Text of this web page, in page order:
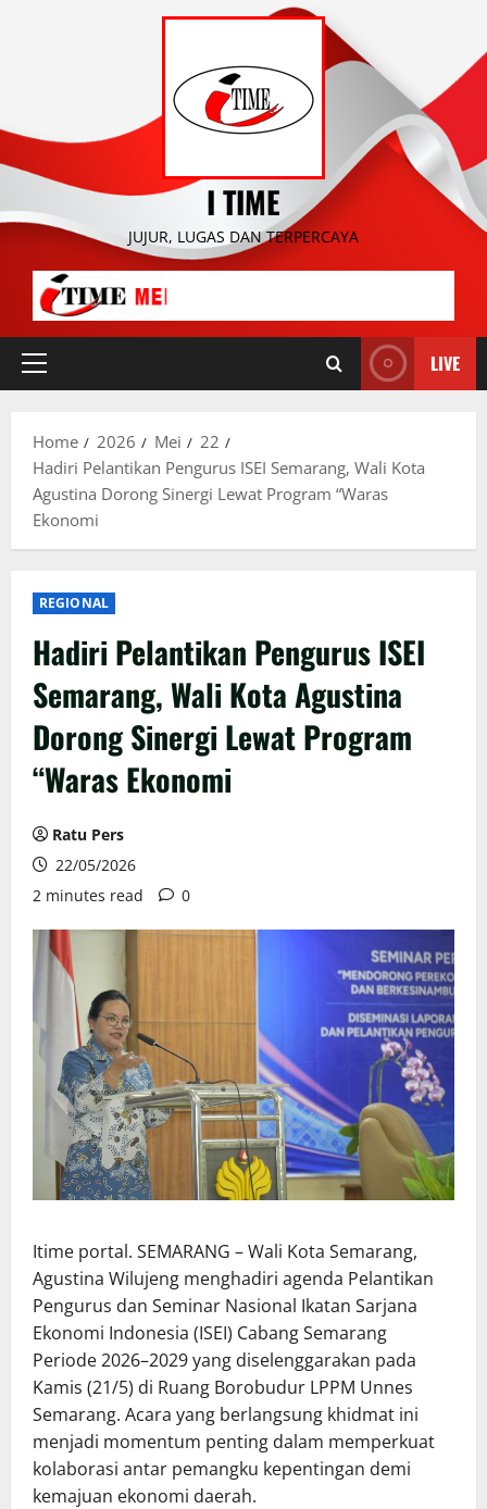
I TIME
JUJUR, LUGAS DAN TERPERCAYA
Primary
LIVE
Home 2026 Mei
22
Hadiri Pelantikan Pengurus ISEI Semarang, Wali Kota
Agustina Dorong Sinergi Lewat Program “Waras
Ekonomi
REGIONAL
Hadiri Pelantikan Pengurus ISEI
Semarang, Wali Kota Agustina
Dorong Sinergi Lewat Program
“Waras Ekonomi
Ratu Pers
22/05/2026
2 minutes read
0
Itime portal. SEMARANG – Wali Kota Semarang,
Agustina Wilujeng menghadiri agenda Pelantikan
Pengurus dan Seminar Nasional Ikatan Sarjana
Ekonomi Indonesia (ISEI) Cabang Semarang
Periode 2026–2029 yang diselenggarakan pada
Kamis (21/5) di Ruang Borobudur LPPM Unnes
Semarang. Acara yang berlangsung khidmat ini
menjadi momentum penting dalam memperkuat
kolaborasi antar pemangku kepentingan demi
kemajuan ekonomi daerah.